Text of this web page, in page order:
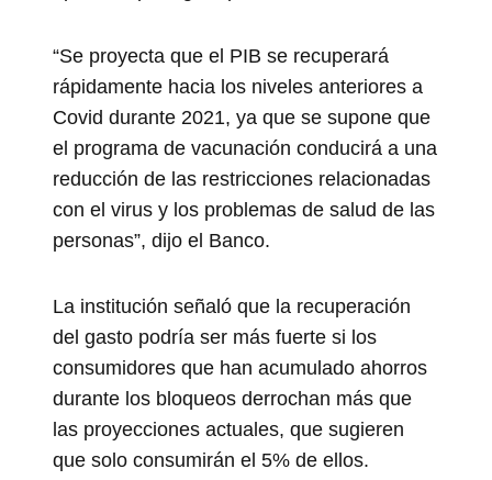
“Se proyecta que el PIB se recuperará
rápidamente hacia los niveles anteriores a
Covid durante 2021, ya que se supone que
el programa de vacunación conducirá a una
reducción de las restricciones relacionadas
con el virus y los problemas de salud de las
personas”, dijo el Banco.
La institución señaló que la recuperación
del gasto podría ser más fuerte si los
consumidores que han acumulado ahorros
durante los bloqueos derrochan más que
las proyecciones actuales, que sugieren
que solo consumirán el 5% de ellos.